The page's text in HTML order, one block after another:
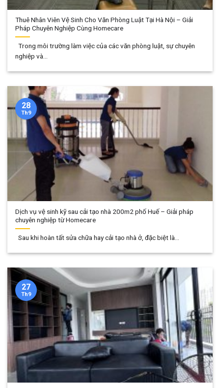
Thuê Nhân Viên Vệ Sinh Cho Văn Phòng Luật Tại Hà Nội – Giải
Pháp Chuyên Nghiệp Cùng Homecare
Trong môi trường làm việc của các văn phòng luật, sự chuyên
nghiệp và...
Dịch vụ vệ sinh kỹ sau cải tạo nhà 200m2 phố Huế – Giải pháp
chuyên nghiệp từ Homecare
Sau khi hoàn tất sửa chữa hay cải tạo nhà ở, đặc biệt là...
28
Th9
27
Th9